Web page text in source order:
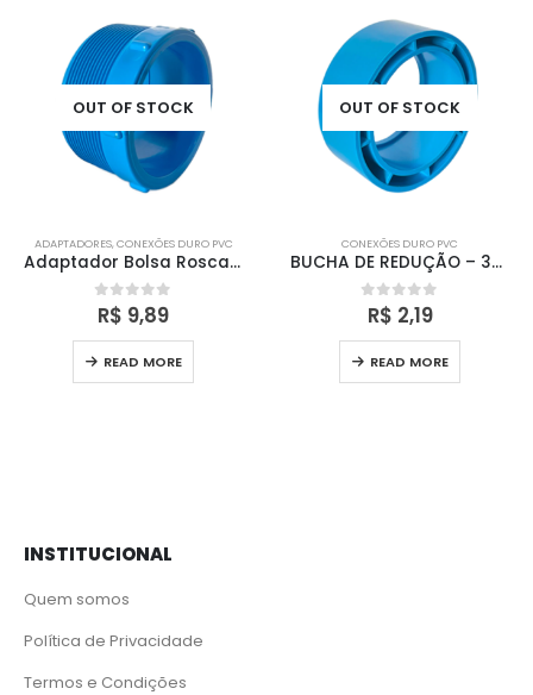
OUT OF STOCK
ADAPTADORES,CONEXÕES DURO PVC
Adaptador Bolsa Rosca Macho – 75×2.1/2″
0out of 5
R$ 9,89
READ MORE
OUT OF STOCK
CONEXÕES DURO PVC
BUCHA DE REDUÇÃO – 32x25MM
0out of 5
R$ 2,19
READ MORE
INSTITUCIONAL
Quem somos
Política de Privacidade
Termos e Condições